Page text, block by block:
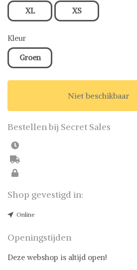
XL XS
Kleur
Groen
Niet beschikbaar
Bestellen bij Secret Sales
Shop gevestigd in:
Online
Openingstijden
Deze webshop is altijd open!